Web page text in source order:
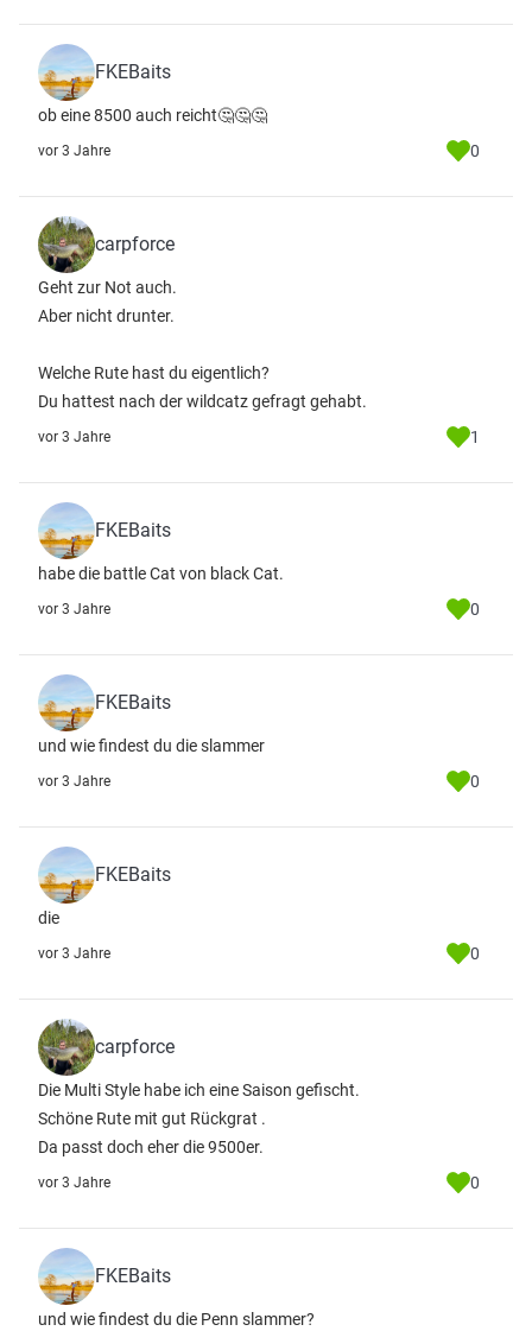
FKEBaits
ob eine 8500 auch reicht🤔🤔🤔
vor 3 Jahre 0
carpforce
Geht zur Not auch.
Aber nicht drunter.
Welche Rute hast du eigentlich?
Du hattest nach der wildcatz gefragt gehabt.
vor 3 Jahre 1
FKEBaits
habe die battle Cat von black Cat.
vor 3 Jahre 0
FKEBaits
und wie findest du die slammer
vor 3 Jahre 0
FKEBaits
die
vor 3 Jahre 0
carpforce
Die Multi Style habe ich eine Saison gefischt.
Schöne Rute mit gut Rückgrat .
Da passt doch eher die 9500er.
vor 3 Jahre 0
FKEBaits
und wie findest du die Penn slammer?